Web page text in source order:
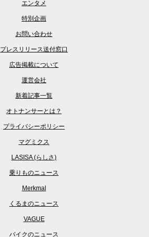
エンタメ
特別企画
お問い合わせ
プレスリリース送付窓口
広告掲載について
運営会社
新着記事一覧
オトナンサーとは？
プライバシーポリシー
マグミクス
LASISA (らしさ)
乗りものニュース
Merkmal
くるまのニュース
VAGUE
バイクのニュース